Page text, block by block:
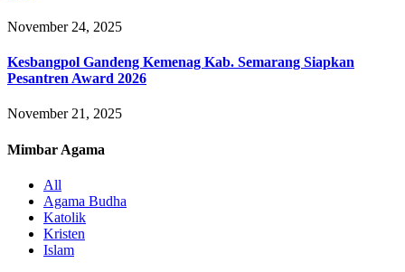
November 24, 2025
Kesbangpol Gandeng Kemenag Kab. Semarang Siapkan
Pesantren Award 2026
November 21, 2025
Mimbar Agama
All
Agama Budha
Katolik
Kristen
Islam